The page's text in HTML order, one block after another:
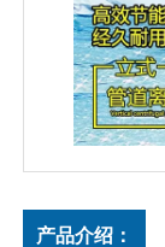
产品介绍：